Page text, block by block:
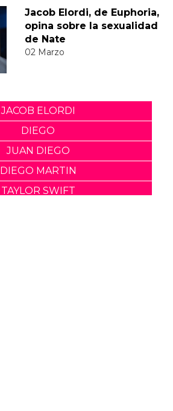
Jacob Elordi, de Euphoria,
opina sobre la sexualidad
de Nate
02 Marzo
JACOB ELORDI
DIEGO
JUAN DIEGO
DIEGO MARTIN
TAYLOR SWIFT